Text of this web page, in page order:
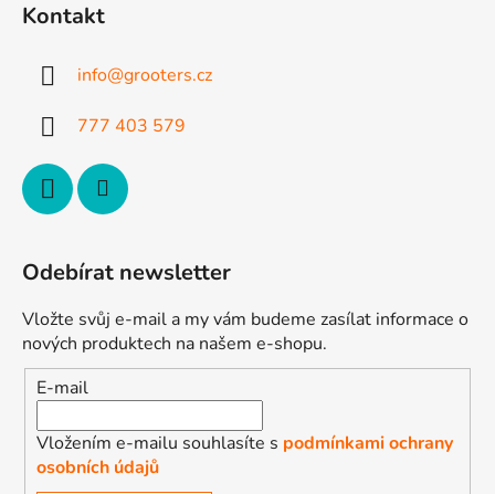
Kontakt
info@grooters.cz
777 403 579
Odebírat newsletter
Vložte svůj e-mail a my vám budeme zasílat informace o
nových produktech na našem e-shopu.
E-mail
Vložením e-mailu souhlasíte s podmínkami ochrany
osobních údajů